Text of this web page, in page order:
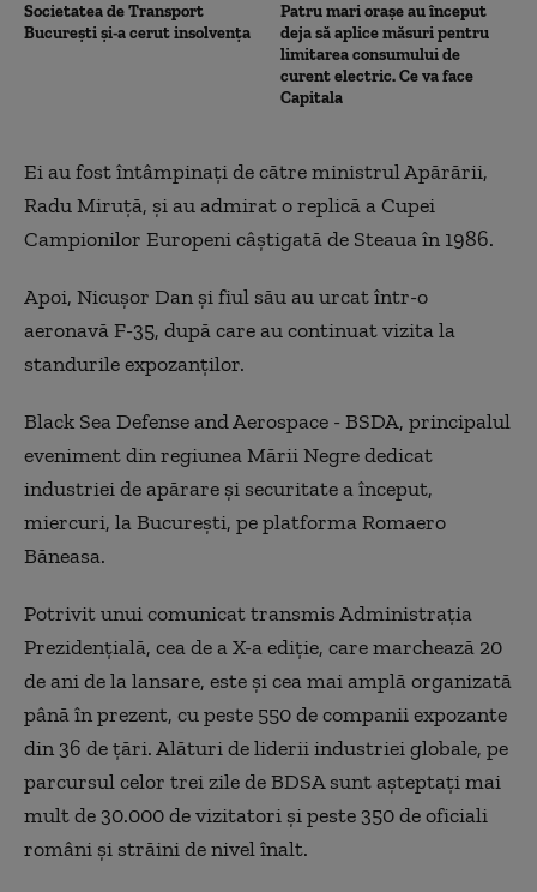
Societatea de Transport
București și-a cerut insolvența
Patru mari orașe au început
deja să aplice măsuri pentru
limitarea consumului de
curent electric. Ce va face
Capitala
Ei au fost întâmpinaţi de către ministrul Apărării,
Radu Miruţă, şi au admirat o replică a Cupei
Campionilor Europeni câştigată de Steaua în 1986.
Apoi, Nicuşor Dan şi fiul său au urcat într-o
aeronavă F-35, după care au continuat vizita la
standurile expozanţilor.
Black Sea Defense and Aerospace - BSDA, principalul
eveniment din regiunea Mării Negre dedicat
industriei de apărare şi securitate a început,
miercuri, la Bucureşti, pe platforma Romaero
Băneasa.
Potrivit unui comunicat transmis Administraţia
Prezidenţială, cea de a X-a ediţie, care marchează 20
de ani de la lansare, este şi cea mai amplă organizată
până în prezent, cu peste 550 de companii expozante
din 36 de ţări. Alături de liderii industriei globale, pe
parcursul celor trei zile de BDSA sunt aşteptaţi mai
mult de 30.000 de vizitatori şi peste 350 de oficiali
români şi străini de nivel înalt.